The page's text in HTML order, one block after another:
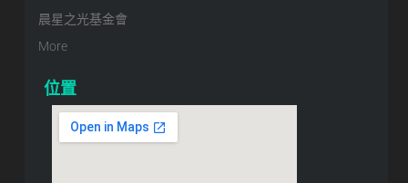
晨星之光基金會
More
位置